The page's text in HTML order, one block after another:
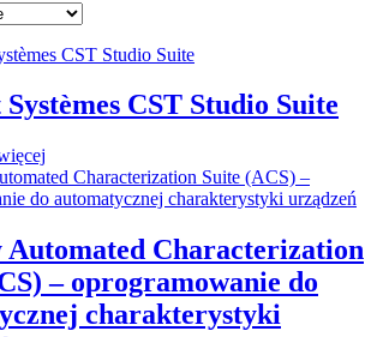
Systèmes CST Studio Suite
Characterization
– oprogramowanie do
charakterystyki